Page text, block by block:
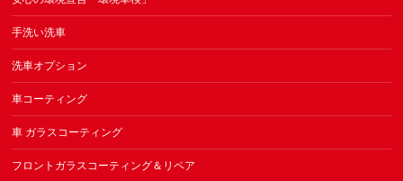
手洗い洗車
洗車オプション
車コーティング
車 ガラスコーティング
フロントガラスコーティング＆リペア